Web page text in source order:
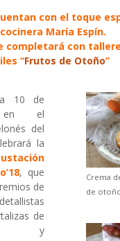
con el toque
María Espín.
completará con
“Frutos de Otoño”
10 de
en el
del
la
, que
de
de
y
Crema
de